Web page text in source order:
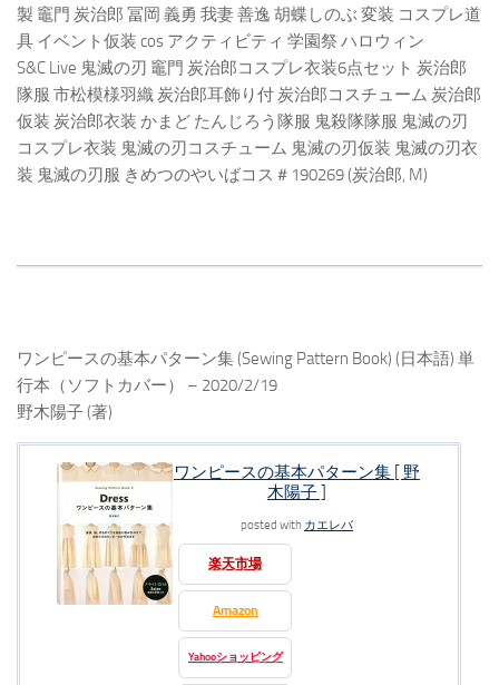
製 竈門 炭治郎 冨岡 義勇 我妻 善逸 胡蝶しのぶ 変装 コスプレ道
具 イベント仮装 cos アクティビティ 学園祭 ハロウィン
S&C Live 鬼滅の刃 竈門 炭治郎コスプレ衣装6点セット 炭治郎
隊服 市松模様羽織 炭治郎耳飾り付 炭治郎コスチューム 炭治郎
仮装 炭治郎衣装 かまど たんじろう隊服 鬼殺隊隊服 鬼滅の刃
コスプレ衣装 鬼滅の刃コスチューム 鬼滅の刃仮装 鬼滅の刃衣
装 鬼滅の刃服 きめつのやいばコス＃190269 (炭治郎, M)
ワンピースの基本パターン集 (Sewing Pattern Book) (日本語) 単
行本（ソフトカバー） – 2020/2/19
野木陽子 (著)
ワンピースの基本パターン集 [ 野
木陽子 ]
posted with カエレバ
楽天市場
Amazon
Yahooショッピング